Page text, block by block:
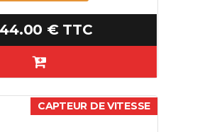
€ TTC
CAPTEUR DE VITESSE